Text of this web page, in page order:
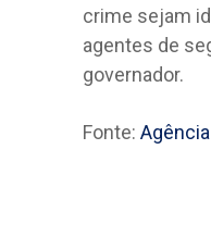
crime sejam
agentes de
governador.
Fonte: Agência